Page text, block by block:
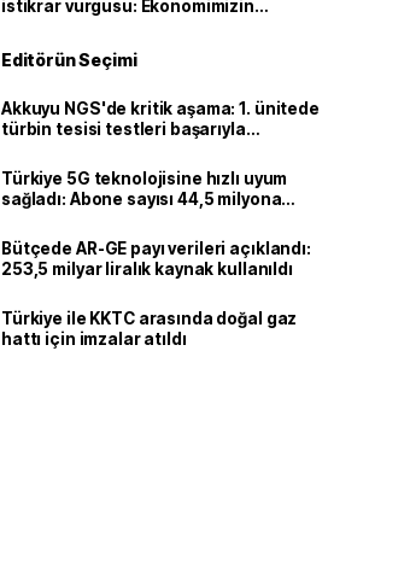
istikrar vurgusu: Ekonomimizin
Editörün Seçimi
Akkuyu NGS'de kritik aşama: 1. ünitede
türbin tesisi testleri başarıyla
Türkiye 5G teknolojisine hızlı uyum
sağladı: Abone sayısı 44,5 milyona
Bütçede AR-GE payı verileri açıklandı:
253,5 milyar liralık kaynak kullanıldı
Türkiye ile KKTC arasında doğal gaz
hattı için imzalar atıldı